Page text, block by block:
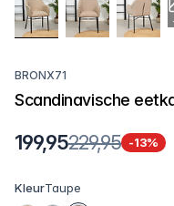
BRONX71
Scandinavische
199,95229,95 -13%
KleurTaupe